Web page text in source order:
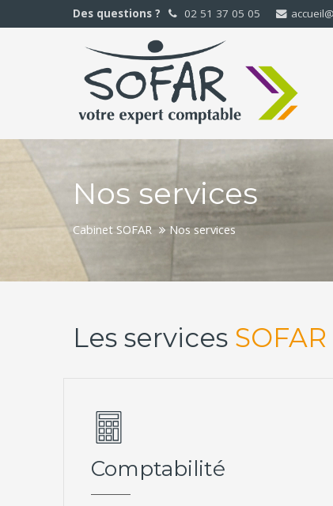
Des questions ? 02 51 37 05 05
Nos services
Cabinet SOFAR Nos services
Les services SOFAR
Comptabilité